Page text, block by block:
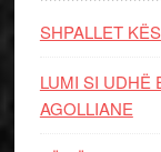
SHPALLET
LUMI SI UDHË
AGOLLIANE